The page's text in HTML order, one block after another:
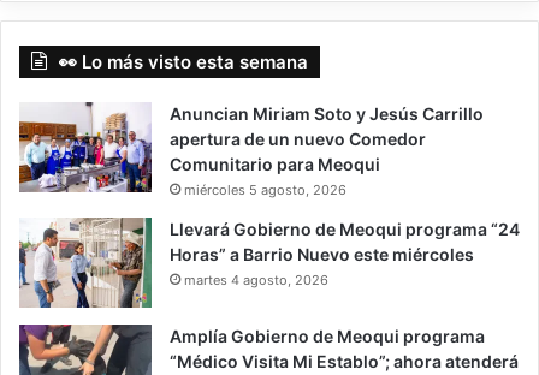
👀 Lo más visto esta semana
Anuncian Miriam Soto y Jesús Carrillo
apertura de un nuevo Comedor
Comunitario para Meoqui
miércoles 5 agosto, 2026
Llevará Gobierno de Meoqui programa “24
Horas” a Barrio Nuevo este miércoles
martes 4 agosto, 2026
Amplía Gobierno de Meoqui programa
“Médico Visita Mi Establo”; ahora atenderá